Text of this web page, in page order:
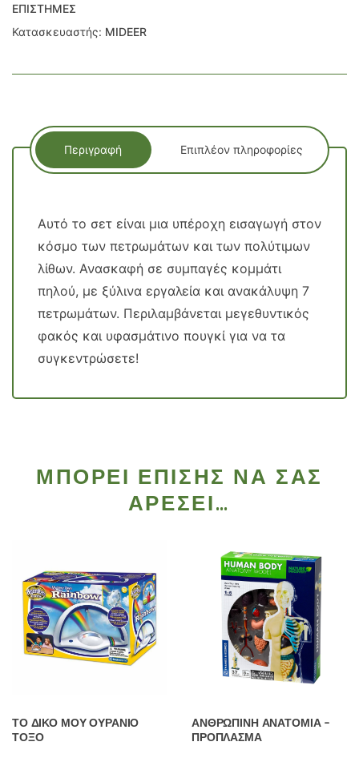
ΕΠΙΣΤΗΜΕΣ
Κατασκευαστής: MIDEER
Περιγραφή Επιπλέον πληροφορίες
Αυτό το σετ είναι μια υπέροχη εισαγωγή στον
κόσμο των πετρωμάτων και των πολύτιμων
λίθων. Ανασκαφή σε συμπαγές κομμάτι
πηλού, με ξύλινα εργαλεία και ανακάλυψη 7
πετρωμάτων. Περιλαμβάνεται μεγεθυντικός
φακός και υφασμάτινο πουγκί για να τα
συγκεντρώσετε!
ΜΠΟΡΕΊ ΕΠΊΣΗΣ ΝΑ ΣΑΣ
ΑΡΈΣΕΙ…
ΤΟ ΔΙΚΟ ΜΟΥ ΟΥΡΑΝΙΟ
ΤΟΞΟ
ΑΝΘΡΩΠΙΝΗ ΑΝΑΤΟΜΙΑ –
ΠΡΟΠΛΑΣΜΑ